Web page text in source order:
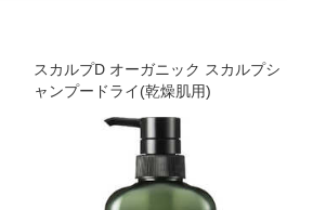
スカルプD オーガニック スカルプシ
ャンプードライ(乾燥肌用)